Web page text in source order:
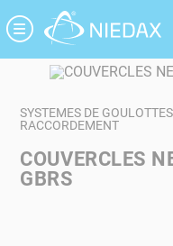
SYSTEMES DE
RACCORDEMENT
COUVERCLES
GBRS
Panneau de gestion des